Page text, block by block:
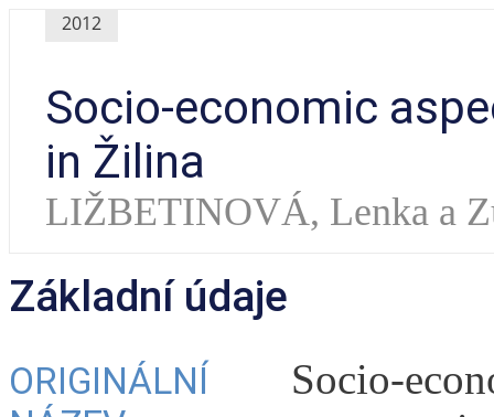
2012
Socio-economic
in Žilina
LIŽBETINOVÁ, Lenka a
Základní údaje
ORIGINÁLNÍ
Socio-